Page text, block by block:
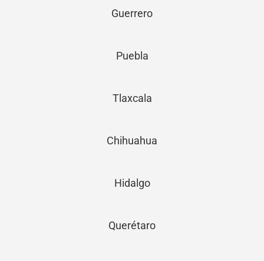
Guerrero
Puebla
Tlaxcala
Chihuahua
Hidalgo
Querétaro